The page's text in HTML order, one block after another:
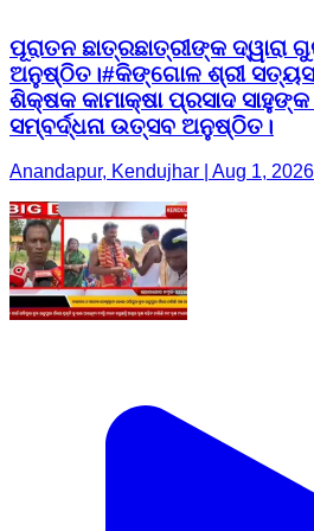
ପୂରାତନ ଛାତ୍ରଛାତ୍ରୀଙ୍କ ଦ୍ୱାରା
ଅନୁଷ୍ଠିତ।#କିଙ୍ଗୋଳ ଶ୍ରୀ
ଶିକ୍ଷକ କାମାକ୍ଷା ପ୍ରସାଦ
ସମ୍ବର୍ଦ୍ଧନା ଉତ୍ସବ ଅନୁଷ୍ଠିତ।
Anandapur, Kendujhar | Aug 1, 2026